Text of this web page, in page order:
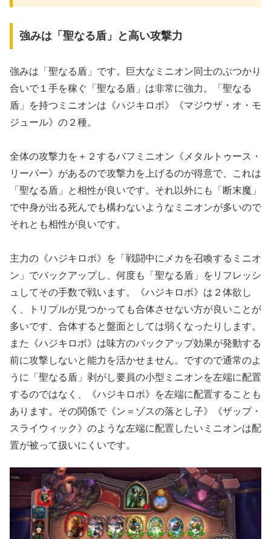
強みは「聖なる盾」と高い攻撃力
強みは「聖なる盾」です。巨大なミニオン同士のぶつかり
合いで１手を稼ぐ「聖なる盾」は非常に強力。「聖なる
盾」を持つミニオンは《ハジキロボ》《マジウザ・オ・モ
ジュール》の２種。
全体の攻撃力を＋２するバフミニオン《メタルトゥース・
リーパー》があるので攻撃力を上げるのが得意で、これは
「聖なる盾」と相性が良いです。それ以外にも「断末魔」
で中身が出る死んでも構わないようなミニオンが多いので
それとも相性が良いです。
主力の《ハジキロボ》を「戦闘中にメカを召喚するミニオ
ン」でバックアップし、何度も「聖なる盾」をリフレッシ
ュしてその手数で戦います。《ハジキロボ》は２体欲し
く、トリプルが見つかっても合体させない方が良いことが
多いです、合体すると盤面としては弱くなったりします。
また《ハジキロボ》は味方のバックアップ効果が発動する
前に攻撃しないと能力を活かせません。ですので通常のよ
うに「聖なる盾」剥がし要員の小型ミニオンを左端に配置
するのではなく、《ハジキロボ》を左端に配置することも
あります。その関係で《ン＝ゾスの落とし子》《ザップ・
スライウィック》のような左端に配置したいミニオンは配
置が被って扱いにくいです。